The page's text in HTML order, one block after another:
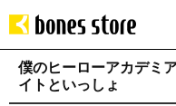
僕のヒーローアカデ
イトといっしょ